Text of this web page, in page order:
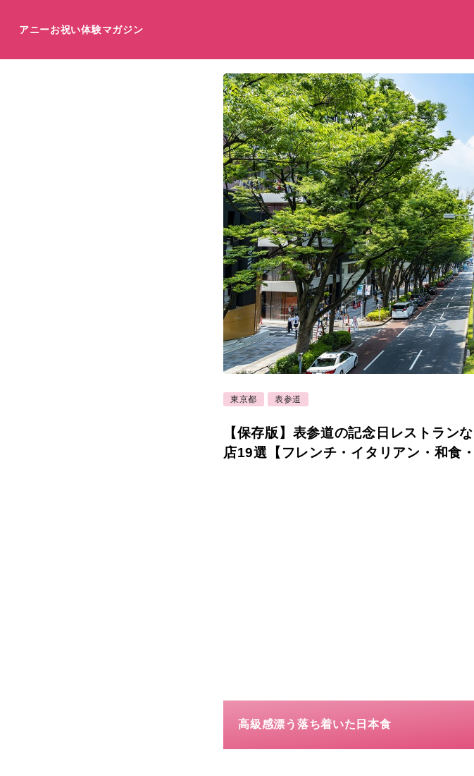
アニーお祝い体験マガジン
東京都 表参道
【保存版】表参道の記念日レストラン
店19選【フレンチ・イタリアン・和食
高級感漂う落ち着いた日本食